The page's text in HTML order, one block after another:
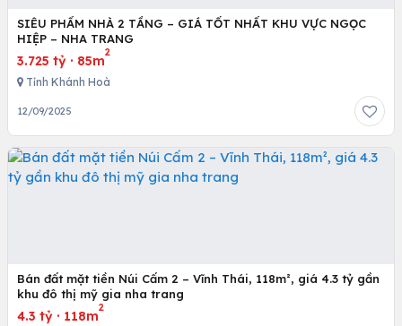
SIÊU PHẨM NHÀ 2 TẦNG – GIÁ TỐT NHẤT KHU VỰC NGỌC
HIỆP – NHA TRANG
3.725 tỷ · 85m
2
Tỉnh Khánh Hoà
12/09/2025
Bán đất mặt tiền Núi Cấm 2 – Vĩnh Thái, 118m², giá 4.3 tỷ gần
khu đô thị mỹ gia nha trang
4.3 tỷ · 118m
2